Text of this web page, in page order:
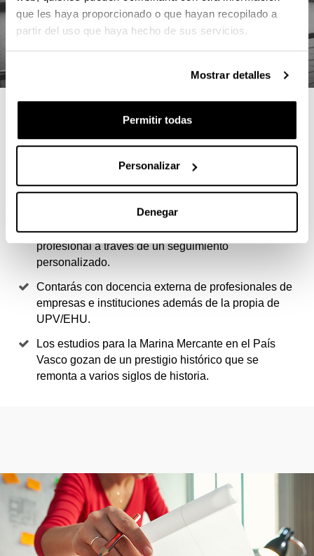
que les haya proporcionado o que hayan recopilado a
partir del uso que haya hecho de sus servicios.
Mostrar detalles
Permitir todas
Personalizar
Denegar
4 RAZONES PARA ELEGIR ESTE
MÁSTER
Ser capitán o capitana de la Marina Mercante otorga
atribuciones ilimitadas en tamaño y potencia en toda
la flota mundial de buques mercantes.
Podrás compatibilizar la docencia y la práctica
profesional a través de un seguimiento
personalizado.
Contarás con docencia externa de profesionales de
empresas e instituciones además de la propia de
UPV/EHU.
Los estudios para la Marina Mercante en el País
Vasco gozan de un prestigio histórico que se
remonta a varios siglos de historia.